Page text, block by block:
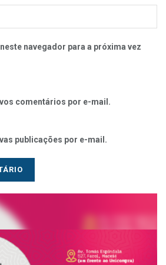
navegador para a próxima vez
comentários por e-mail.
publicações por e-mail.